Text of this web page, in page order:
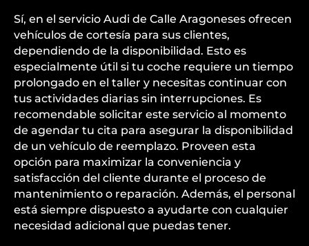
Sí, en el servicio Audi de Calle Aragoneses ofrecen
vehículos de cortesía para sus clientes,
dependiendo de la disponibilidad. Esto es
especialmente útil si tu coche requiere un tiempo
prolongado en el taller y necesitas continuar con
tus actividades diarias sin interrupciones. Es
recomendable solicitar este servicio al momento
de agendar tu cita para asegurar la disponibilidad
de un vehículo de reemplazo. Proveen esta
opción para maximizar la conveniencia y
satisfacción del cliente durante el proceso de
mantenimiento o reparación. Además, el personal
está siempre dispuesto a ayudarte con cualquier
necesidad adicional que puedas tener.